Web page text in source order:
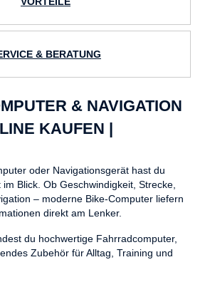
& BERATUNG
& NAVIGATION
KAUFEN |
oder Navigationsgerät hast du
Blick. Ob Geschwindigkeit, Strecke,
– moderne Bike-Computer liefern
direkt am Lenker.
du hochwertige Fahrradcomputer,
Zubehör für Alltag, Training und